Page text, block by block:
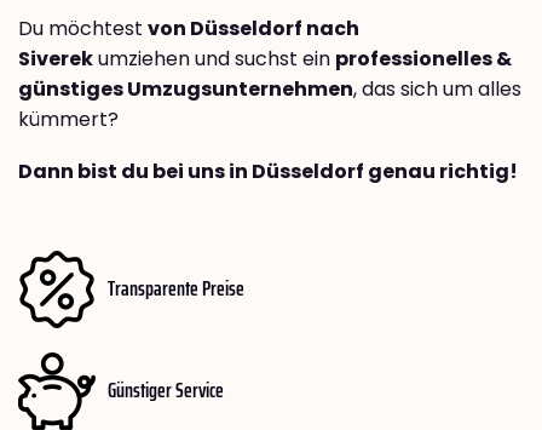
Du möchtest von Düsseldorf nach
Siverekumziehen und suchst ein professionelles &
günstiges Umzugsunternehmen, das sich um alles
kümmert?
Dann bist du bei uns in Düsseldorf genau richtig!
Transparente Preise
Günstiger Service